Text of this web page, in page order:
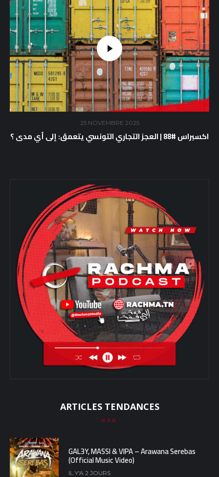
25 NOVEMBRE 2025
اكسبراس #88 | العجز التجاري التونسي يتعمق: إلى أي مدى ؟
ARTICLES TENDANCES
GAL3Y, MASSI & VIPA – Arawana Serebas
(Official Music Video)
IL Y'A 2 JOURS